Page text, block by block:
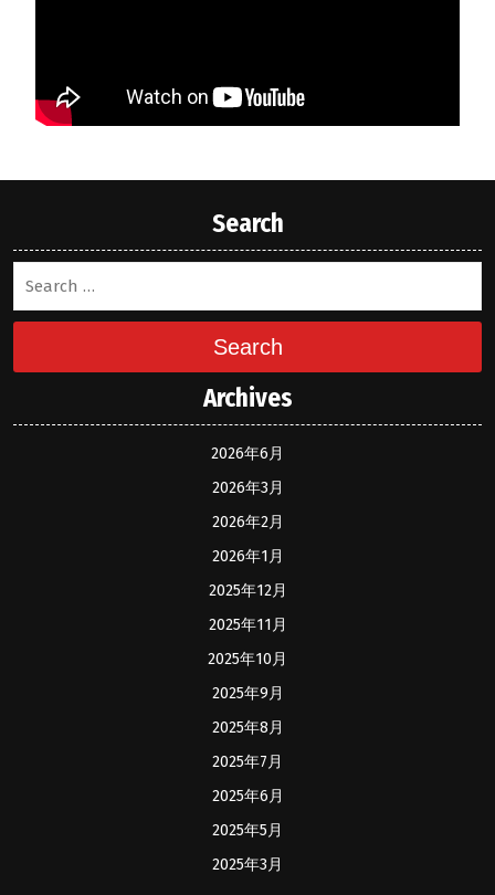
Search
Search
Archives
2026年6月
2026年3月
2026年2月
2026年1月
2025年12月
2025年11月
2025年10月
2025年9月
2025年8月
2025年7月
2025年6月
2025年5月
2025年3月